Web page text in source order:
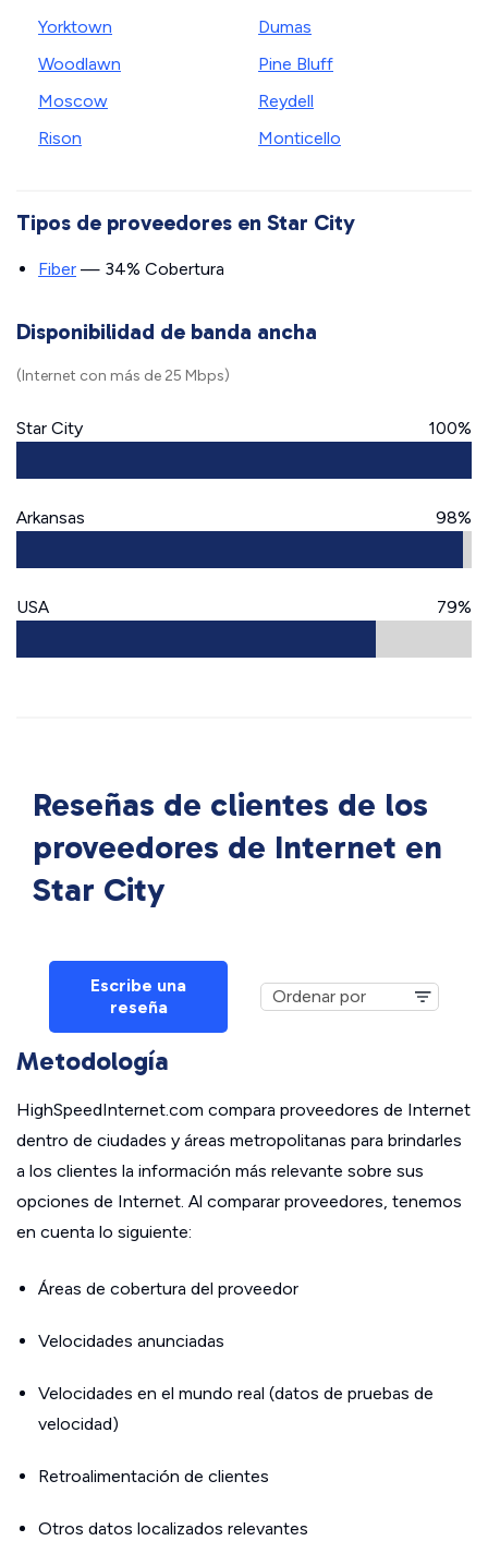
Yorktown
Woodlawn
Moscow
Rison
Dumas
Pine Bluff
Reydell
Monticello
Tipos de proveedores en Star City
Fiber — 34% Cobertura
Disponibilidad de banda ancha
(Internet con más de 25 Mbps)
Star City 100%
Arkansas 98%
USA 79%
Reseñas de clientes de los
proveedores de Internet en
Star City
Escribe una
reseña
Metodología
HighSpeedInternet.com compara proveedores de Internet
dentro de ciudades y áreas metropolitanas para brindarles
a los clientes la información más relevante sobre sus
opciones de Internet. Al comparar proveedores, tenemos
en cuenta lo siguiente:
Áreas de cobertura del proveedor
Velocidades anunciadas
Velocidades en el mundo real (datos de pruebas de
velocidad)
Retroalimentación de clientes
Otros datos localizados relevantes